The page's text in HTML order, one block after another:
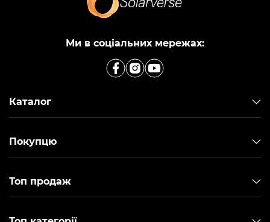
Ми в соціальних мережах:
Каталог
Покупцю
Топ продаж